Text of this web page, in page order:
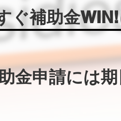
ぐ補助金
金申請には